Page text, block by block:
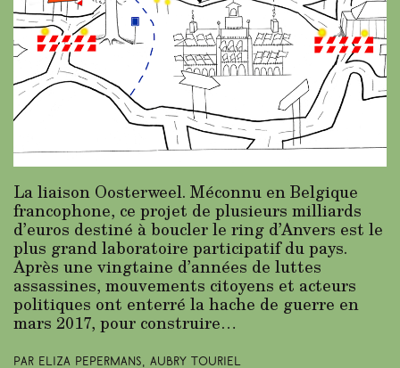
La liaison Oosterweel. Méconnu en Belgique
francophone, ce projet de plusieurs milliards
d’euros destiné à boucler le ring d’Anvers est le
plus grand laboratoire participatif du pays.
Après une vingtaine d’années de luttes
assassines, mouvements citoyens et acteurs
politiques ont enterré la hache de guerre en
mars 2017, pour construire…
Par Eliza Pepermans, Aubry Touriel